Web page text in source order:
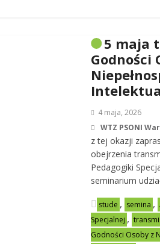
5 maja
Godności
4 maja, 2026
WTZ PSONI
z tej okazji
obejrzenia
Pedagogiki
seminarium
stude , semina ,
Specjalnej ,
Godności Osoby z